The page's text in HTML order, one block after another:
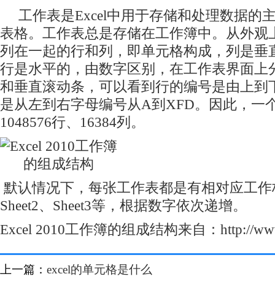
工作表是Excel中用于存储和处理数据的
表格。工作表总是存储在工作簿中。从外观
列在一起的行和列，即单元格构成，列是垂
行是水平的，由数字区别，在工作表界面上
和垂直滚动条，可以看到行的编号是由上到
是从左到右字母编号从A到XFD。因此，一
1048576行、16384列。
默认情况下，每张工作表都是有相对应工作
Sheet2、Sheet3等，根据数字依次递增。
Excel 2010工作簿的组成结构来自：http://
上一篇： excel的单元格是什么